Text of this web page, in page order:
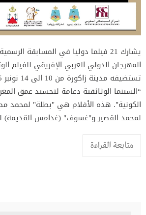
المهرجان الدولي العربي الإفريقي للفيلم
“السينما الوثائقية دعامة لتجسيد عمق
الكونية". هذه الأفلام هي "بطلة" لمحمد
لمحمد القصير و"غسوف" (غدامس القديمة)
متابعة القراءة